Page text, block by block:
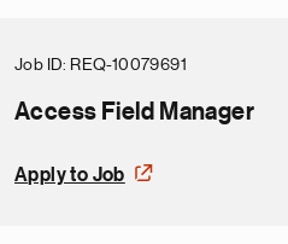
Job ID REQ-10079691
Access Field Manager
Apply to Job